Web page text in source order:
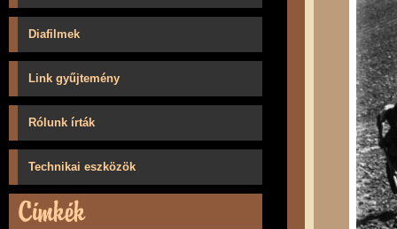
Diafilmek
Link gyűjtemény
Rólunk írták
Technikai eszközök